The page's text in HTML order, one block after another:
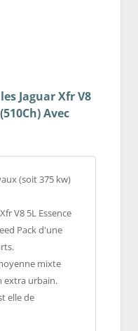
Jaguar Xfr V8
Avec
(soit 375 kw)
V8 5L Essence
Pack d'une
mixte
extra urbain.
elle de